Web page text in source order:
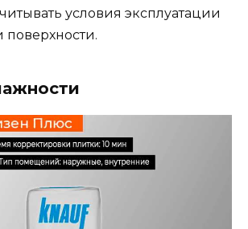
условия эксплуатации
поверхности.